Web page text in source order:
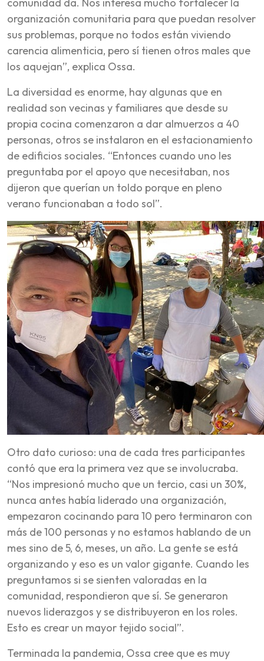
organización comunitaria para que puedan resolver
sus problemas, porque no todos están viviendo
carencia alimenticia, pero sí tienen otros males que
los aquejan”, explica Ossa.
La diversidad es enorme, hay algunas que en
realidad son vecinas y familiares que desde su
propia cocina comenzaron a dar almuerzos a 40
personas, otros se instalaron en el estacionamiento
de edificios sociales. “Entonces cuando uno les
preguntaba por el apoyo que necesitaban, nos
dijeron que querían un toldo porque en pleno
verano funcionaban a todo sol”.
Otro dato curioso: una de cada tres participantes
contó que era la primera vez que se involucraba.
“Nos impresionó mucho que un tercio, casi un 30%,
nunca antes había liderado una organización,
empezaron cocinando para 10 pero terminaron con
más de 100 personas y no estamos hablando de un
mes sino de 5, 6, meses, un año. La gente se está
organizando y eso es un valor gigante. Cuando les
preguntamos si se sienten valoradas en la
comunidad, respondieron que sí. Se generaron
nuevos liderazgos y se distribuyeron en los roles.
Esto es crear un mayor tejido social”.
Terminada la pandemia, Ossa cree que es muy